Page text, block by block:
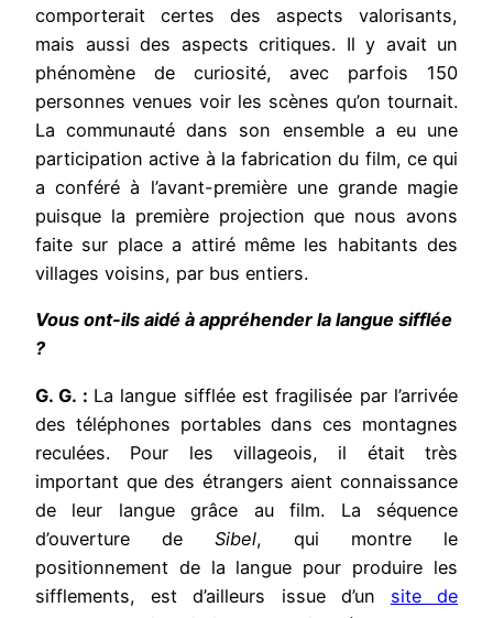
comporterait certes des aspects valorisants,
mais aussi des aspects critiques. Il y avait un
phénomène de curiosité, avec parfois 150
personnes venues voir les scènes qu’on tournait.
La communauté dans son ensemble a eu une
participation active à la fabrication du film, ce qui
a conféré à l’avant-première une grande magie
puisque la première projection que nous avons
faite sur place a attiré même les habitants des
villages voisins, par bus entiers.
Vous ont-ils aidé à appréhender la langue sifflée
?
G. G. : La langue sifflée est fragilisée par l’arrivée
des téléphones portables dans ces montagnes
reculées. Pour les villageois, il était très
important que des étrangers aient connaissance
de leur langue grâce au film. La séquence
d’ouverture de Sibel, qui montre le
positionnement de la langue pour produire les
sifflements, est d’ailleurs issue d’un site de